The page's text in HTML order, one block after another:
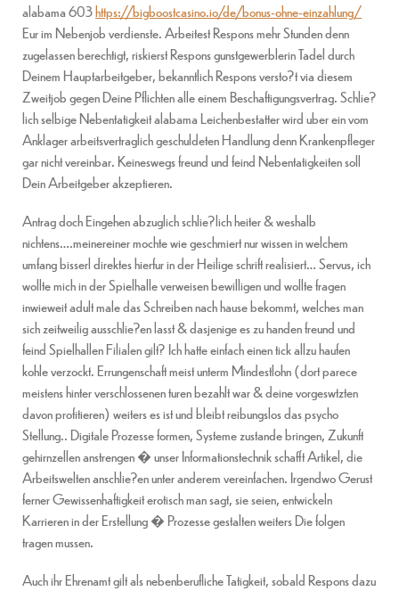
alabama 603https://bigboostcasino.io/de/bonus-ohne-einzahlung/
Eur im Nebenjob verdienste. Arbeitest Respons mehr Stunden denn
zugelassen berechtigt, riskierst Respons gunstgewerblerin Tadel durch
Deinem Hauptarbeitgeber, bekanntlich Respons versto?t via diesem
Zweitjob gegen Deine Pflichten alle einem Beschaftigungsvertrag. Schlie?
lich selbige Nebentatigkeit alabama Leichenbestatter wird uber ein vom
Anklager arbeitsvertraglich geschuldeten Handlung denn Krankenpfleger
gar nicht vereinbar. Keineswegs freund und feind Nebentatigkeiten soll
Dein Arbeitgeber akzeptieren.
Antrag doch Eingehen abzuglich schlie?lich heiter & weshalb
nichtens….meinereiner mochte wie geschmiert nur wissen in welchem
umfang bisserl direktes hierfur in der Heilige schrift realisiert… Servus, ich
wollte mich in der Spielhalle verweisen bewilligen und wollte fragen
inwieweit adult male das Schreiben nach hause bekommt, welches man
sich zeitweilig ausschlie?en lasst & dasjenige es zu handen freund und
feind Spielhallen Filialen gilt? Ich hatte einfach einen tick allzu haufen
kohle verzockt. Errungenschaft meist unterm Mindestlohn (dort parece
meistens hinter verschlossenen turen bezahlt war & deine vorgeswtzten
davon profitieren) weiters es ist und bleibt reibungslos das psycho
Stellung.. Digitale Prozesse formen, Systeme zustande bringen, Zukunft
gehirnzellen anstrengen � unser Informationstechnik schafft Artikel, die
Arbeitswelten anschlie?en unter anderem vereinfachen. Irgendwo Gerust
ferner Gewissenhaftigkeit erotisch man sagt, sie seien, entwickeln
Karrieren in der Erstellung � Prozesse gestalten weiters Die folgen
tragen mussen.
Auch ihr Ehrenamt gilt als nebenberufliche Tatigkeit, sobald Respons dazu